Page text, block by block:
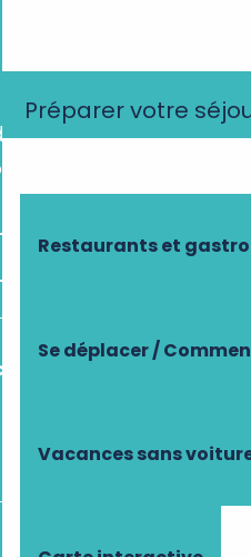
Préparer votre
Restaurants et
Se déplacer /
Vacances sans
conseil ?
assistant virtuel, il
Comment venir